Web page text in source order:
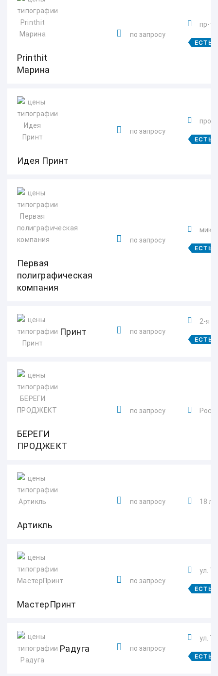
Printhit
Марина
по запросу
пр-т
ЕСТЬ
Идея Принт
по запросу
ЕСТЬ
Первая
полиграфическая
компания
по запросу
ЕСТЬ
Принт по запросу
2-я
ЕСТЬ
БЕРЕГИ
ПРОДЖЕКТ
по запросу
Артикль
по запросу 18
МастерПринт
по запросу
ул.
ЕСТЬ
Радуга по запросу
ул.
ЕСТЬ